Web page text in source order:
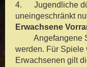
4. Jugendliche
uneingeschränkt
Erwachsene
Angefangene
werden. Für Spiele
Erwachsenen gilt